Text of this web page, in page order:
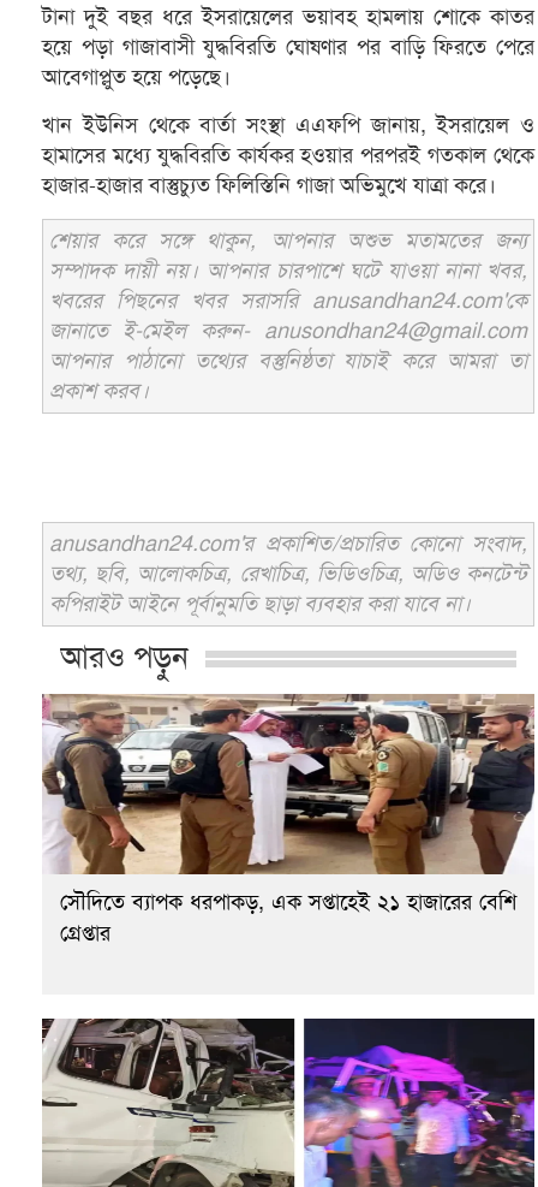
টানা দুই বছর ধরে ইসরায়েলের ভয়াবহ হামলায় শোকে কাতর
হয়ে পড়া গাজাবাসী যুদ্ধবিরতি ঘোষণার পর বাড়ি ফিরতে পেরে
আবেগাপ্লুত হয়ে পড়েছে।
খান ইউনিস থেকে বার্তা সংস্থা এএফপি জানায়, ইসরায়েল ও
হামাসের মধ্যে যুদ্ধবিরতি কার্যকর হওয়ার পরপরই গতকাল থেকে
হাজার-হাজার বাস্তুচ্যুত ফিলিস্তিনি গাজা অভিমুখে যাত্রা করে।
শেয়ার করে সঙ্গে থাকুন, আপনার অশুভ মতামতের জন্য
সম্পাদক দায়ী নয়। আপনার চারপাশে ঘটে যাওয়া নানা খবর,
খবরের পিছনের খবর সরাসরি anusandhan24.com'কে
জানাতে ই-মেইল করুন- anusondhan24@gmail.com
আপনার পাঠানো তথ্যের বস্তুনিষ্ঠতা যাচাই করে আমরা তা
প্রকাশ করব।
anusandhan24.com'র প্রকাশিত/প্রচারিত কোনো সংবাদ,
তথ্য, ছবি, আলোকচিত্র, রেখাচিত্র, ভিডিওচিত্র, অডিও কনটেন্ট
কপিরাইট আইনে পূর্বানুমতি ছাড়া ব্যবহার করা যাবে না।
আরও পড়ুন
সৌদিতে ব্যাপক ধরপাকড়, এক সপ্তাহেই ২১ হাজারের বেশি
গ্রেপ্তার